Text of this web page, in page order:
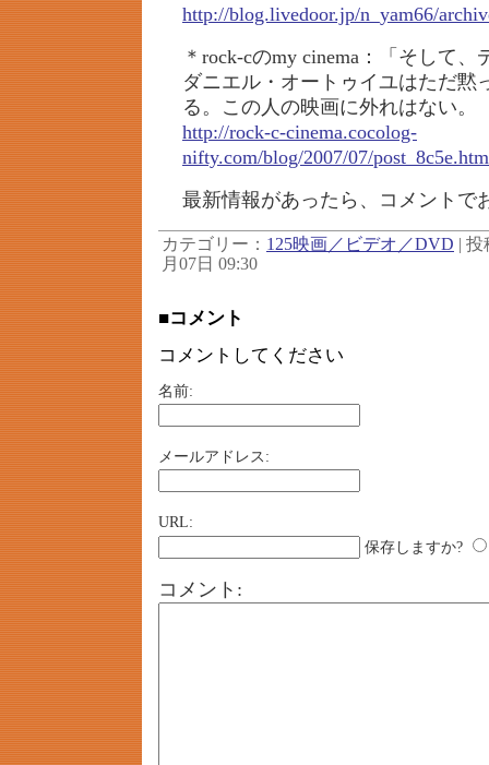
http://blog.livedoor.jp/n_yam66/
＊rock-cのmy cinema：「そして
ダニエル・オートゥイユはただ黙
る。この人の映画に外れはない。
http://rock-c-cinema.cocolog-
nifty.com/blog/2007/07/
最新情報があったら、コメントで
カテゴリー： 125映画／ビデオ／DVD | 投
月07日 09:30
■コメント
コメントしてください
名前:
メールアドレス:
URL:
保存しますか?
コメント: